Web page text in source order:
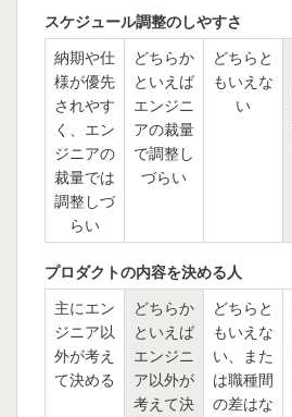
スケジュール調整のしやすさ
納期や仕
様が優先
されやす
く、エン
ジニアの
裁量では
調整しづ
らい
どちらか
といえば
エンジニ
アの裁量
で調整し
づらい
どちらと
もいえな
い
プロダクトの内容を決める人
主にエン
ジニア以
外が考え
て決める
どちらか
といえば
エンジニ
ア以外が
考えて決
どちらと
もいえな
い、また
は職種間
の差はな